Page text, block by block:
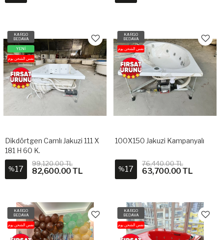
KARGO
BEDAVA
YENİ
نفس الشحن يوم
Dikdörtgen Camlı Jakuzi 111 X
181 H 60 K.
%17
99,120.00 TL
82,600.00 TL
KARGO
BEDAVA
نفس الشحن يوم
100X150 Jakuzi Kampanyalı
%17
76,440.00 TL
63,700.00 TL
KARGO
BEDAVA
نفس الشحن يوم
KARGO
BEDAVA
نفس الشحن يوم